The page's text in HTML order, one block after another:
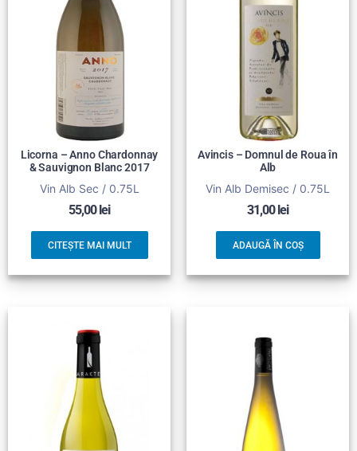
Licorna – Anno Chardonnay
& Sauvignon Blanc 2017
Vin Alb Sec / 0.75L
55,00lei
CITEȘTE MAI MULT
Avincis – Domnul de Roua în
Alb
Vin Alb Demisec / 0.75L
31,00lei
ADAUGĂ ÎN COȘ